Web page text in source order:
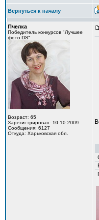
Вернуться к началу
Пчелка
Победитель конкурсов "Лучшее
фото DS"
Возраст: 65
Зарегистрирован: 10.10.2009
Сообщения: 6127
Откуда: Харьковская обл.